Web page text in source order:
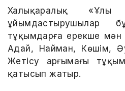
Халықаралық
ұйымдастырушылар
тұқымдарға ерекше мән
Адай, Найман, Көшім,
Жетісу арғымағы
қатысып жатыр.